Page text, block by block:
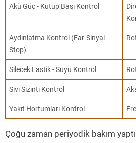
Akü Güç - Kutup Başı Kontrol
Aydınlatma Kontrol (Far-Sinyal-
Stop)
Silecek Lastik - Suyu Kontrol
Sıvı Sızıntı Kontrol
Yakıt Hortumları Kontrol
Çoğu zaman periyodik bakım